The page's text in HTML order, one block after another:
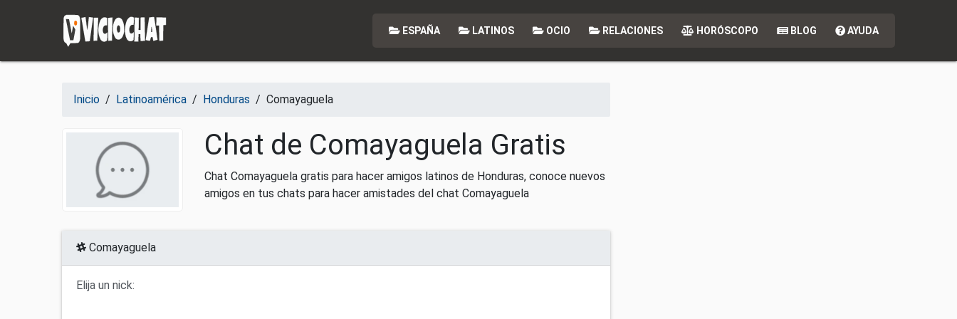
ESPAÑA LATINOS OCIO RELACIONES HORÓSCOPO BLOG AYUDA
Inicio / Latinoamérica / Honduras / Comayaguela
Chat de Comayaguela Gratis
Chat Comayaguela gratis para hacer amigos latinos de Honduras, conoce nuevos
amigos en tus chats para hacer amistades del chat Comayaguela
Comayaguela
Elija un nick: